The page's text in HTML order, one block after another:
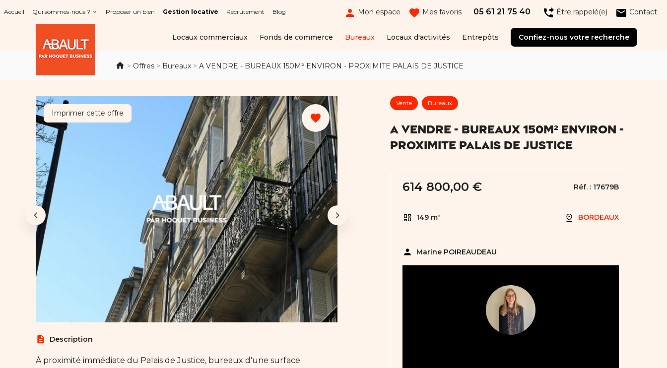
Accueil Qui sommes-nous ? Proposer un bien Gestion locative Recrutement Blog person Mon espace favorite Mes favoris 05 61 21 75 40 phone_forwarded Être rappelé(e) email Contact
Locaux commerciaux Fonds de commerce Bureaux Locaux d'activités Entrepôts Confiez-nous votre recherche
> Offres > Bureaux > A VENDRE - BUREAUX 150M² ENVIRON - PROXIMITE PALAIS DE JUSTICE
favorite
Imprimer cette offre
description Description
À proximité immédiate du Palais de Justice, bureaux d'une surface
Vente Bureaux
A VENDRE - BUREAUX 150M² ENVIRON -
PROXIMITE PALAIS DE JUSTICE
614 800,00 € Réf. : 17679B
149 m² BORDEAUX
person Marine POIREAUDEAU